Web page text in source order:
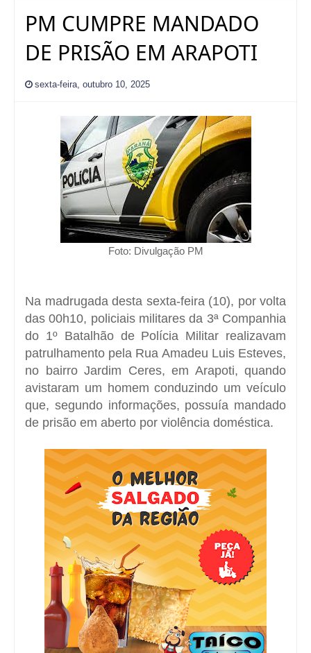
PM CUMPRE MANDADO
DE PRISÃO EM ARAPOTI
sexta-feira, outubro 10, 2025
Foto: Divulgação PM
Na madrugada desta sexta-feira (10), por volta
das 00h10, policiais militares da 3ª Companhia
do 1º Batalhão de Polícia Militar realizavam
patrulhamento pela Rua Amadeu Luis Esteves,
no bairro Jardim Ceres, em Arapoti, quando
avistaram um homem conduzindo um veículo
que, segundo informações, possuía mandado
de prisão em aberto por violência doméstica.